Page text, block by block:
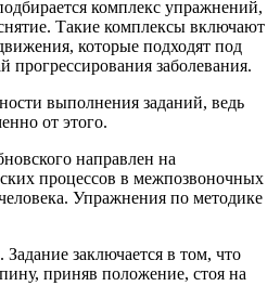
комплекс упражнений,
Такие комплексы включают
которые подходят под
заболевания.
выполнения заданий, ведь
от этого.
направлен на
процессов в межпозвоночных
Упражнения по методике
заключается в том, что
приняв положение, стоя на